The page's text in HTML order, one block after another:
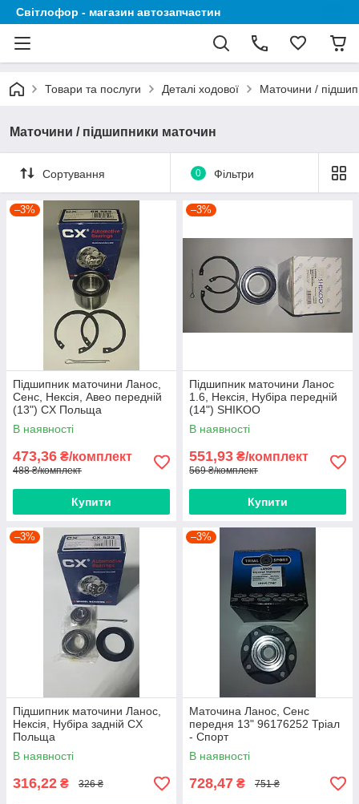
Світлофор - магазин автозапчастин
Товари та послуги Деталі ходової Маточини /
Маточини / підшипники маточин
Сортування 0 Фільтри
–3%
Підшипник маточини Ланос,
Сенс, Нексія, Авео передній
(13") CX Польща
В наявності
473,36 ₴/комплект
488 ₴/комплект
Купити
–3%
Підшипник маточини Ланос
1.6, Нексія, Нубіра передній
(14") SHIKOO
В наявності
551,93 ₴/комплект
569 ₴/комплект
Купити
–3%
Підшипник маточини Ланос,
Нексія, Нубіра задній CX
Польща
В наявності
316,22 ₴ 326 ₴
–3%
Маточина Ланос, Сенс
передня 13" 96176252 Тріал
- Спорт
В наявності
728,47 ₴ 751 ₴